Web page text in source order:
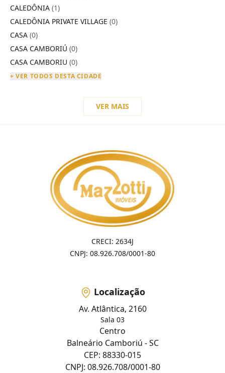
CALEDÔNIA (1)
CALEDÔNIA PRIVATE VILLAGE (0)
CASA (0)
CASA CAMBORIÚ (0)
CASA CAMBORIU (0)
+ VER TODOS DESTA CIDADE
VER MAIS
CRECI: 2634J
CNPJ: 08.926.708/0001-80
Localização
Av. Atlântica, 2160
Sala 03
Centro
Balneário Camboriú - SC
CEP: 88330-015
CNPJ: 08.926.708/0001-80